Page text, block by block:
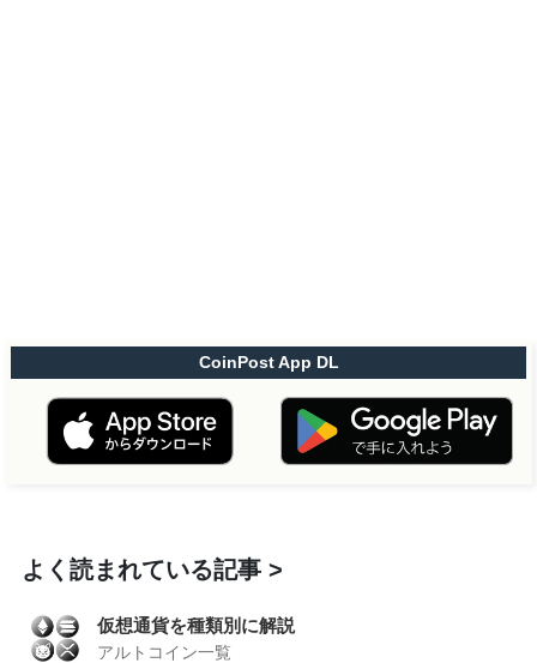
CoinPost App DL
よく読まれている記事
仮想通貨を種類別に解説
アルトコイン一覧